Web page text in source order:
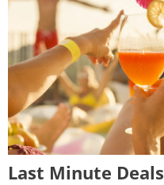
Last Minute Deals